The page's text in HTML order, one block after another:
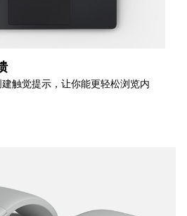
触觉提示，让你能更轻松浏览内